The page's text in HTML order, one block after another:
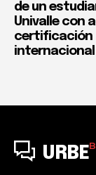
de un
Univalle con
certificación
internacional
URBE